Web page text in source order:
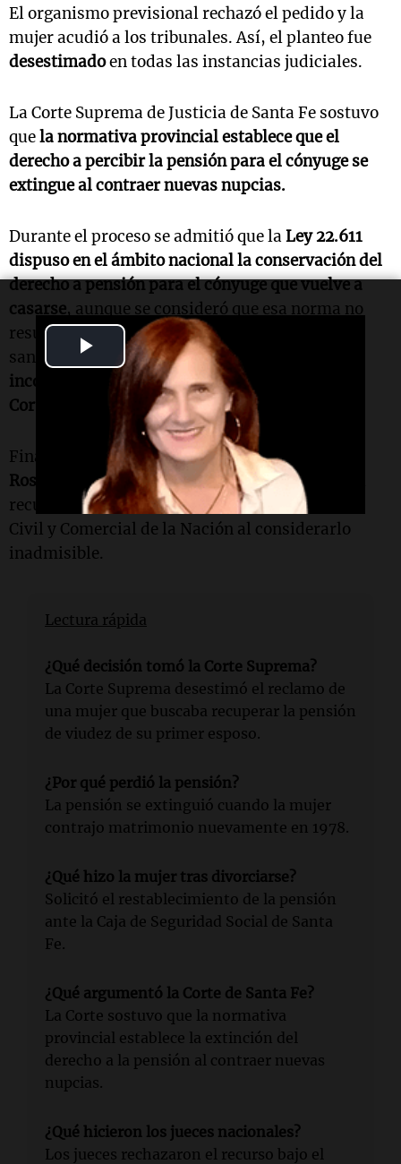
Play
Video
El organismo previsional rechazó el pedido y la
mujer acudió a los tribunales. Así, el planteo fue
desestimadoen todas las instancias judiciales.
La Corte Suprema de Justicia de Santa Fe sostuvo
quela normativa provincial establece que el
derecho a percibir la pensión para el cónyuge se
extingue al contraer nuevas nupcias.
Durante el proceso se admitió que laLey 22.611
dispuso en el ámbito nacional la conservación del
derecho a pensión para el cónyuge que vuelve a
casarse, aunque se consideró que esa norma no
resulta aplicable a la legislación provincial
santafesina. Frente a ello,la mujer planteó la
inconstitucionalidad de la norma local ante la
Corte nacional.
Finalmente, los juecesHoracio Rosatti
Rosenkrantzy Ricardo Lorenzettirechazaron el
recurso bajo el artículo 280 del Código Procesal
Civil y Comercial de la Nación al considerarlo
inadmisible.
Lectura rápida
¿Qué decisión tomó la Corte Suprema?
La Corte Suprema desestimó el reclamo de
una mujer que buscaba recuperar la pensión
de viudez de su primer esposo.
¿Por qué perdió la pensión?
La pensión se extinguió cuando la mujer
contrajo matrimonio nuevamente en 1978.
¿Qué hizo la mujer tras divorciarse?
Solicitó el restablecimiento de la pensión
ante la Caja de Seguridad Social de Santa
Fe.
¿Qué argumentó la Corte de Santa Fe?
La Corte sostuvo que la normativa
provincial establece la extinción del
derecho a la pensión al contraer nuevas
nupcias.
¿Qué hicieron los jueces nacionales?
Los jueces rechazaron el recurso bajo el